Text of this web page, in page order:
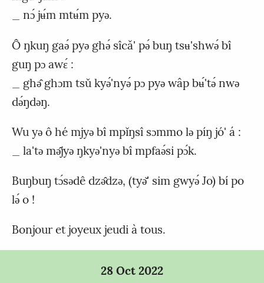
_ nɔ́ jʉ́m mtʉ́m pyǝ.
Ô ŋkuŋ gaǝ́ pyǝ ghǝ́ sîcǎ' pǝ́ buŋ tsʉ'shwǝ́ bî
guŋ pɔ awɛ́ :
_ ghǝ̂ ghɔm tsǔ kyǝ́'nyǝ́ pɔ pyǝ wâp bʉ́'tǝ́ nwǝ
dǝ́ŋdǝŋ.
Wu yǝ ô hé mjyǝ bî mpǐŋsî sɔmmo lǝ píŋ jó' á :
_ la'tǝ mǝ̂jyǝ ŋkyǝ'nyǝ bî mpfaǝ́si pɔ́k.
Buŋbuŋ tɔ́sǝdê dzǝ̂dzǝ, (tyǝ̌' sim gwyǝ́ Jo) bí po
lǝ́ o !
Bonjour et joyeux jeudi à tous.
28 Oct 2022